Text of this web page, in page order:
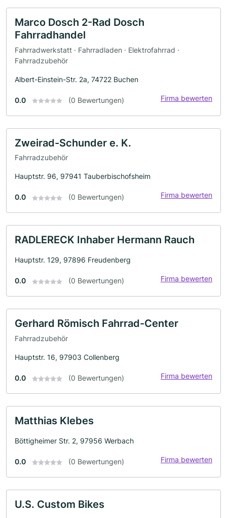
Marco Dosch 2-Rad Dosch
Fahrradhandel
Fahrradwerkstatt · Fahrradladen · Elektrofahrrad ·
Fahrradzubehör
Albert-Einstein-Str. 2a, 74722 Buchen
0.0 (0 Bewertungen) Firma bewerten
Zweirad-Schunder e. K.
Fahrradzubehör
Hauptstr. 96, 97941 Tauberbischofsheim
0.0 (0 Bewertungen) Firma bewerten
RADLERECK Inhaber Hermann Rauch
Hauptstr. 129, 97896 Freudenberg
0.0 (0 Bewertungen) Firma bewerten
Gerhard Römisch Fahrrad-Center
Fahrradzubehör
Hauptstr. 16, 97903 Collenberg
0.0 (0 Bewertungen) Firma bewerten
Matthias Klebes
Böttigheimer Str. 2, 97956 Werbach
0.0 (0 Bewertungen) Firma bewerten
U.S. Custom Bikes